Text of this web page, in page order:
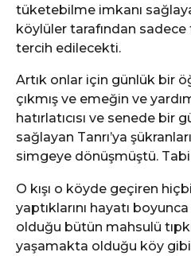
tüketebilme imkanı
köylüler tarafından
tercih edilecekti.
Artık onlar için günlük bir
çıkmış ve emeğin ve
hatırlatıcısı ve senede bir
sağlayan Tanrı’ya
simgeye dönüşmüştü. Tabi
O kışı o köyde geçiren
yaptıklarını hayatı
olduğu bütün mahsulü
yaşamakta olduğu köy